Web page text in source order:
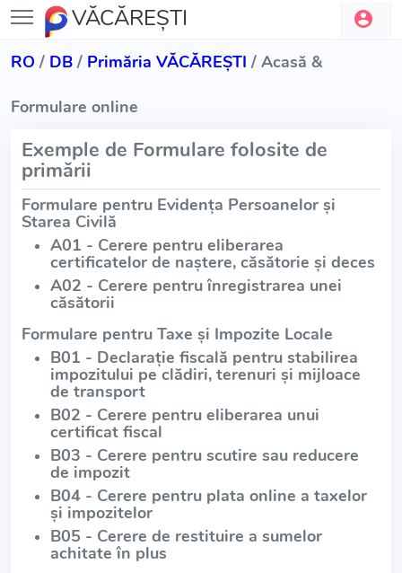
VĂCĂREŞTI
RO / DB / Primăria VĂCĂREŞTI / Acasă &
Formulare online
Exemple de Formulare folosite de
primării
Formulare pentru Evidența Persoanelor și
Starea Civilă
A01 - Cerere pentru eliberarea
certificatelor de naștere, căsătorie și deces
A02 - Cerere pentru înregistrarea unei
căsătorii
Formulare pentru Taxe și Impozite Locale
B01 - Declarație fiscală pentru stabilirea
impozitului pe clădiri, terenuri și mijloace
de transport
B02 - Cerere pentru eliberarea unui
certificat fiscal
B03 - Cerere pentru scutire sau reducere
de impozit
B04 - Cerere pentru plata online a taxelor
și impozitelor
B05 - Cerere de restituire a sumelor
achitate în plus